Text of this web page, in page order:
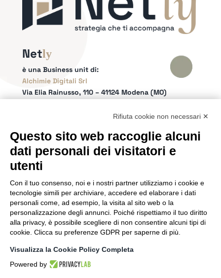
Netly
è una Business unit di:
Alchimie Digitali Srl
Via Elia Rainusso, 110 – 41124 Modena (MO)
REA Modena 01/02/2005 N. 346879
Email:info@netly.it
PEC:alchimiedigitali@pec.adigitali.it
Sitemap
SEGUICI SUI SOCIAL
SIAMO PARTNER DI
Rifiuta cookie non necessari ✕
Questo sito web raccoglie alcuni
dati personali dei visitatori e
utenti
Con il tuo consenso, noi e i nostri partner utilizziamo i cookie e
tecnologie simili per archiviare, accedere ed elaborare i dati
personali come, ad esempio, la visita al sito web o la
personalizzazione degli annunci. Poiché rispettiamo il tuo diritto
alla privacy, è possibile scegliere di non consentire alcuni tipi di
cookie. Clicca su preferenze GDPR per saperne di più.
Visualizza la Cookie Policy Completa
Powered by